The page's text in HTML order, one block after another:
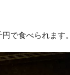
で食べられます。